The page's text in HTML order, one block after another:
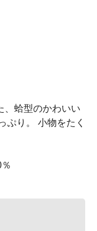
、蛤型のかわいい
ぷり。 小物をたく